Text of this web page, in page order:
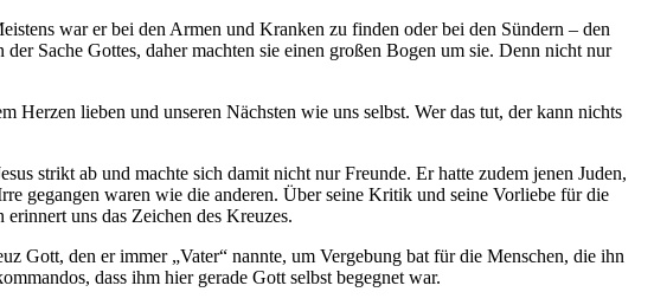
war er bei den Armen und Kranken zu finden oder bei den Sündern – den
Sache Gottes, daher machten sie einen großen Bogen um sie. Denn nicht nur
Herzen lieben und unseren Nächsten wie uns selbst. Wer das tut, der kann nichts
strikt ab und machte sich damit nicht nur Freunde. Er hatte zudem jenen Juden,
gegangen waren wie die anderen. Über seine Kritik und seine Vorliebe für die
erinnert uns das Zeichen des Kreuzes.
Gott, den er immer „Vater“ nannte, um Vergebung bat für die Menschen, die ihn
dass ihm hier gerade Gott selbst begegnet war.